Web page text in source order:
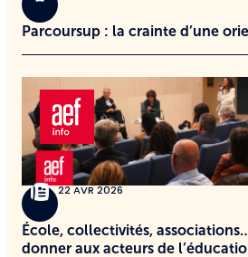
Parcoursup : la crainte d’une
22 AVR 2026
École, collectivités,
donner aux acteurs de